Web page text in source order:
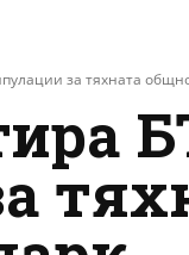
за тяхната